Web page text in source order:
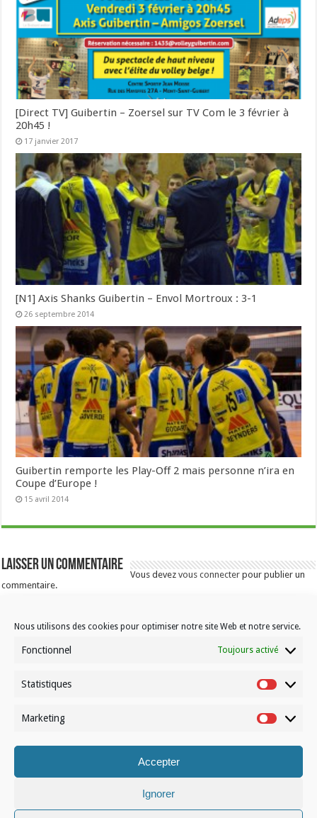
Nous utilisons des cookies pour optimiser notre site Web et notre service.
Fonctionnel Toujours activé
Statistiques
Marketing
Accepter
Ignorer
[Direct TV] Guibertin – Zoersel sur TV Com le 3 février à
20h45 !
17 janvier 2017
[N1] Axis Shanks Guibertin – Envol Mortroux : 3-1
26 septembre 2014
Guibertin remporte les Play-Off 2 mais personne n’ira en
Coupe d’Europe !
15 avril 2014
Laisser un commentaire
Vous devezvous connecter pour publier un
commentaire.
Choisissez votre formule d’abonnement
À propos de Volleynews
© Volleynews.be